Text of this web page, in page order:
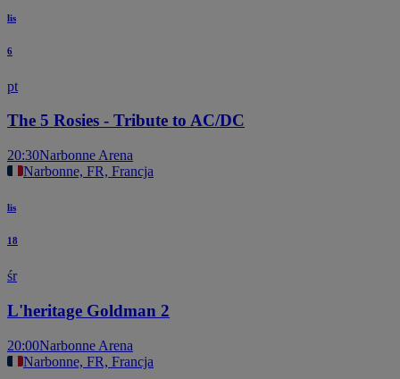
lis
6
pt
The 5 Rosies - Tribute to AC/DC
20:30Narbonne Arena
Narbonne, FR, Francja
lis
18
śr
L'heritage Goldman 2
20:00Narbonne Arena
Narbonne, FR, Francja